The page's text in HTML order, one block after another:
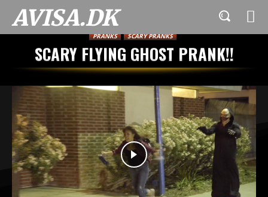
AVISA.DK
PRANKS SCARY PRANKS
SCARY FLYING GHOST PRANK!!